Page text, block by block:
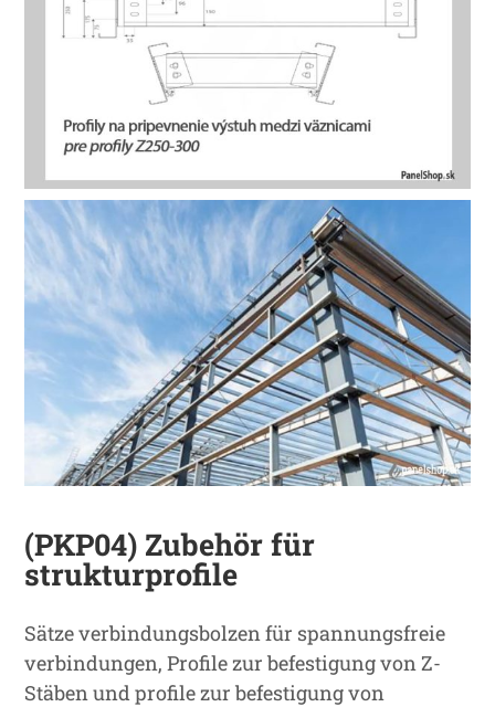
(PKP04) Zubehör für
strukturprofile
Sätze verbindungsbolzen für spannungsfreie
verbindungen, Profile zur befestigung von Z-
Stäben und profile zur befestigung von